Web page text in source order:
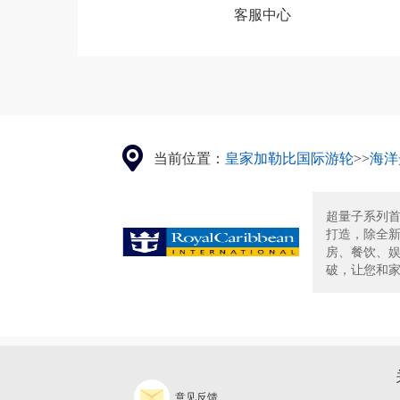
客服中心
当前位置： 皇家加勒比国际游轮>>海
超量子系列
打造，除全
房、餐饮、
破，让您和
意见反馈